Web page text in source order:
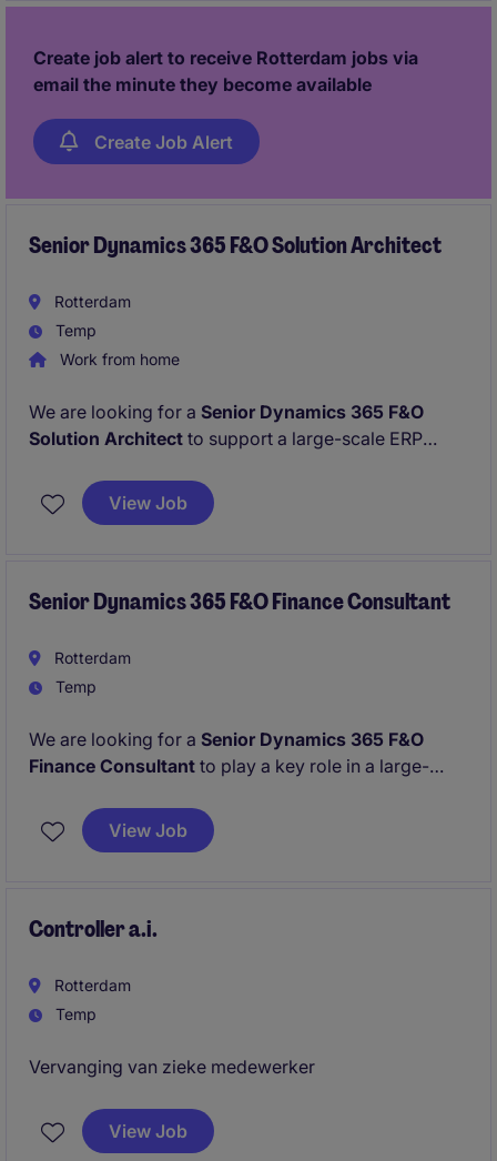
Create job alert to receive Rotterdam jobs via
email the minute they become available
Create Job Alert
Senior Dynamics 365 F&O Solution Architect
Rotterdam
Temp
Work from home
We are looking for a Senior Dynamics 365 F&O
Solution Architect to support a large-scale ERP
and technology, driving key design decisions while
promoting standardisation, stakeholder alignment
View Job
Senior Dynamics 365 F&O Finance Consultant
Rotterdam
Temp
We are looking for a Senior Dynamics 365 F&O
Finance Consultant to play a key role in a large-
Dynamics 365 Finance & Operations.
decisions, driving adoption of standard Dynamics
View Job
Controller a.i.
Rotterdam
Temp
Vervanging van zieke medewerker
View Job